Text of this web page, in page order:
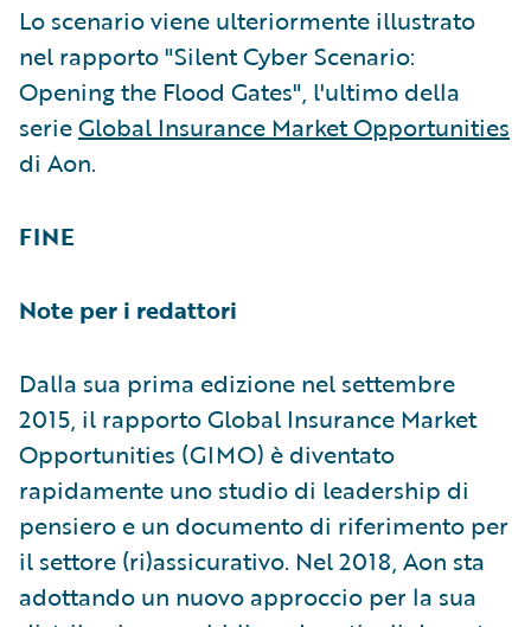
Lo scenario viene ulteriormente illustrato
nel rapporto "Silent Cyber Scenario:
Opening the Flood Gates", l'ultimo della
serieGlobal Insurance Market Opportunities
di Aon.
FINE
Note per i redattori
Dalla sua prima edizione nel settembre
2015, il rapporto Global Insurance Market
Opportunities (GIMO) è diventato
rapidamente uno studio di leadership di
pensiero e un documento di riferimento per
il settore (ri)assicurativo. Nel 2018, Aon sta
adottando un nuovo approccio per la sua